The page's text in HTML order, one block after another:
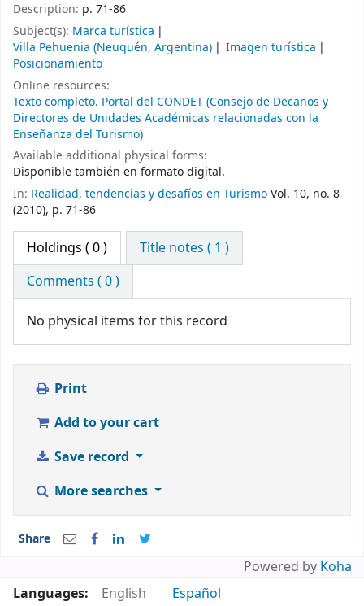
Description: p. 71-86
Subject(s): Marca turística
Villa Pehuenia (Neuquén, Argentina)
Imagen turística
Posicionamiento
Online resources:
Texto completo. Portal del CONDET (Consejo de Decanos y
Directores de Unidades Académicas relacionadas con la
Enseñanza del Turismo)
Available additional physical forms:
Disponible también en formato digital.
In: Realidad, tendencias y desafíos en TurismoVol. 10, no. 8
(2010), p. 71-86
Holdings ( 0 )
Title notes ( 1 )
Comments ( 0 )
No physical items for this record
Print
Add to your cart
Save record
More searches
Share
Powered by Koha
Languages:
English Español